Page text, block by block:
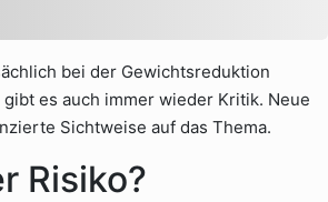
bei der Gewichtsreduktion
es auch immer wieder Kritik. Neue
Sichtweise auf das Thema.
Risiko?